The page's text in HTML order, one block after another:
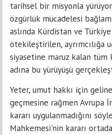
tarihsel bir misyonla
özgürlük mücadelesi
aslında Kürdistan ve
ötekileştirilen, ayrımcılığa
siyasetine maruz kalan tüm
adına bu yürüyüşü
Yeter, umut hakkı için
geçmesine rağmen Avrupa
kararı uygulanmadığını
Mahkemesi'nin kararı